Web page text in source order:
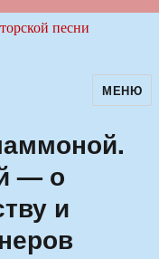
авторскойМЕНЮ
— о
и